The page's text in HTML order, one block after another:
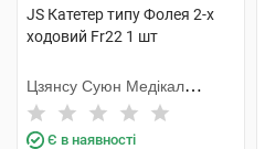
JS Катетер типу Фолея 2-х
ходовий Fr22 1 шт
Цзянсу Суюн Медікал
Метіріалс
Є в наявності